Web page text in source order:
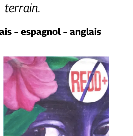
terrain.
– espagnol – anglais